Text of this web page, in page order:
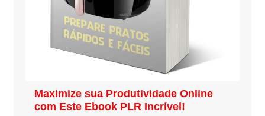
Maximize sua Produtividade Online
com Este Ebook PLR Incrível!